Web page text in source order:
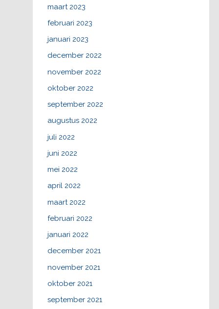
maart 2023
februari 2023
januari 2023
december 2022
november 2022
oktober 2022
september 2022
augustus 2022
juli 2022
juni 2022
mei 2022
april 2022
maart 2022
februari 2022
januari 2022
december 2021
november 2021
oktober 2021
september 2021